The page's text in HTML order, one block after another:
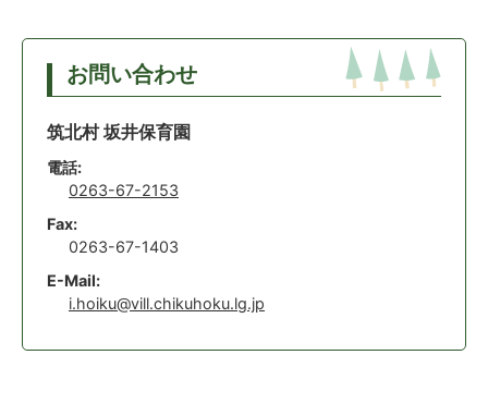
お問い合わせ
筑北村 坂井保育園
電話:
0263-67-2153
Fax:
0263-67-1403
E-Mail:
i.hoiku@vill.chikuhoku.lg.jp